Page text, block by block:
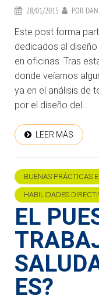
28/01/2015 POR
Este post forma
dedicados al
en oficinas. Tras
donde veíamos
ya en el análisis de
por el diseño del...
LEER MÁS
BUENAS PRÁCTICAS
HABILIDADES
EL
ES?